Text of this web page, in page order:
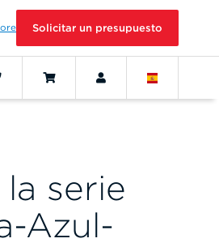
Solicitar un presupuesto
serie
Azul-